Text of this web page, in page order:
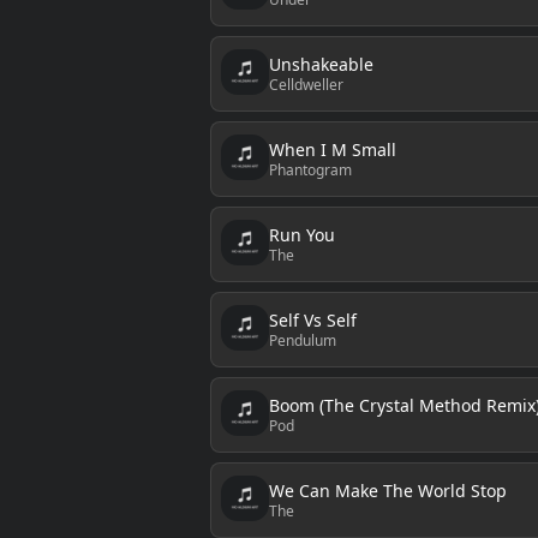
Unshakeable
Celldweller
When I M Small
Phantogram
Run You
The
Self Vs Self
Pendulum
Boom (The Crystal Method
Pod
We Can Make The World Stop
The